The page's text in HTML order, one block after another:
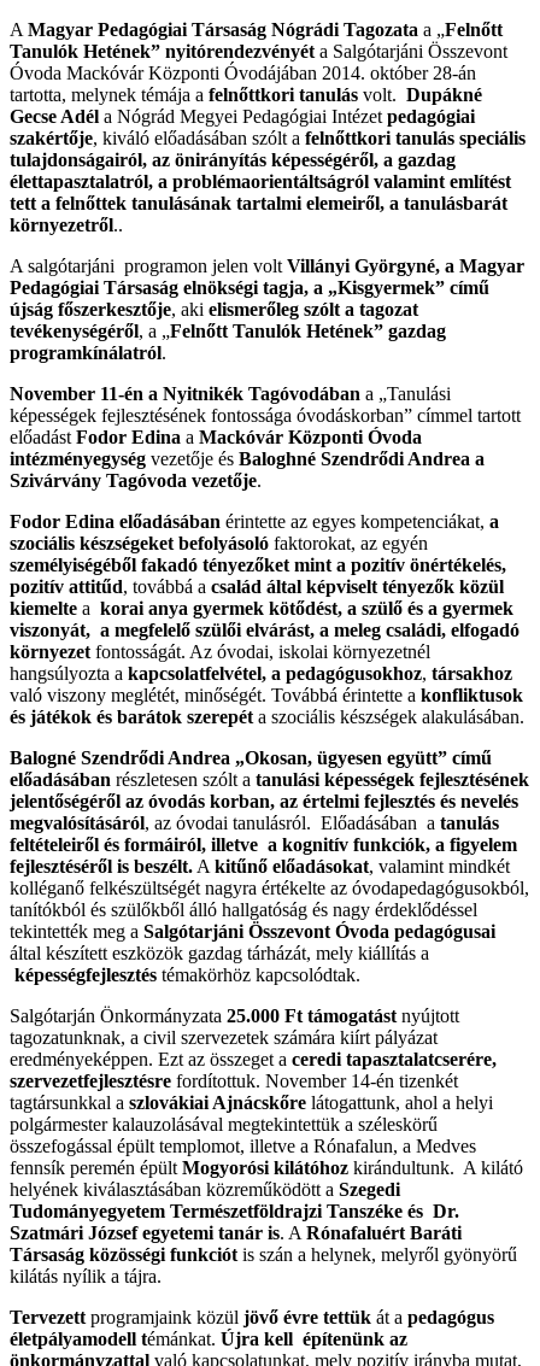
A Magyar Pedagógiai Társaság Nógrádi Tagozata a „Felnőtt
Tanulók Hetének” nyitórendezvényét a Salgótarjáni Összevont
Óvoda Mackóvár Központi Óvodájában 2014. október 28-án
tartotta, melynek témája a felnőttkori tanulás volt. Dupákné
Gecse Adél a Nógrád Megyei Pedagógiai Intézet pedagógiai
szakértője, kiváló előadásában szólt a felnőttkori tanulás speciális
tulajdonságairól, az önirányítás képességéről, a gazdag
élettapasztalatról, a problémaorientáltságról valamint említést
tett a felnőttek tanulásának tartalmi elemeiről, a tanulásbarát
környezetről..
A salgótarjáni programon jelen volt Villányi Györgyné, a Magyar
Pedagógiai Társaság elnökségi tagja, a „Kisgyermek” című
újság főszerkesztője, aki elismerőleg szólt a tagozat
tevékenységéről, a „Felnőtt Tanulók Hetének” gazdag
programkínálatról.
November 11-én a Nyitnikék Tagóvodában a „Tanulási
képességek fejlesztésének fontossága óvodáskorban” címmel tartott
előadást Fodor Edina a Mackóvár Központi Óvoda
intézményegység vezetője és Baloghné Szendrődi Andrea a
Szivárvány Tagóvoda vezetője.
Fodor Edina előadásában érintette az egyes kompetenciákat, a
szociális készségeket befolyásoló faktorokat, az egyén
személyiségéből fakadó tényezőket mint a pozitív önértékelés,
pozitív attitűd, továbbá a család által képviselt tényezők közül
kiemelte a korai anya gyermek kötődést, a szülő és a gyermek
viszonyát, a megfelelő szülői elvárást, a meleg családi, elfogadó
környezet fontosságát. Az óvodai, iskolai környezetnél
hangsúlyozta a kapcsolatfelvétel, a pedagógusokhoz, társakhoz
való viszony meglétét, minőségét. Továbbá érintette a konfliktusok
és játékok és barátok szerepét a szociális készségek alakulásában.
Balogné Szendrődi Andrea „Okosan, ügyesen együtt” című
előadásában részletesen szólt a tanulási képességek fejlesztésének
jelentőségéről az óvodás korban, az értelmi fejlesztés és nevelés
megvalósításáról, az óvodai tanulásról. Előadásában a tanulás
feltételeiről és formáiról, illetve a kognitív funkciók, a figyelem
fejlesztéséről is beszélt. A kitűnő előadásokat, valamint mindkét
kolléganő felkészültségét nagyra értékelte az óvodapedagógusokból,
tanítókból és szülőkből álló hallgatóság és nagy érdeklődéssel
tekintették meg a Salgótarjáni Összevont Óvoda pedagógusai
által készített eszközök gazdag tárházát, mely kiállítás a
képességfejlesztés témakörhöz kapcsolódtak.
Salgótarján Önkormányzata 25.000 Ft támogatást nyújtott
tagozatunknak, a civil szervezetek számára kiírt pályázat
eredményeképpen. Ezt az összeget a ceredi tapasztalatcserére,
szervezetfejlesztésre fordítottuk. November 14-én tizenkét
tagtársunkkal a szlovákiai Ajnácskőre látogattunk, ahol a helyi
polgármester kalauzolásával megtekintettük a széleskörű
összefogással épült templomot, illetve a Rónafalun, a Medves
fennsík peremén épült Mogyorósi kilátóhoz kirándultunk. A kilátó
helyének kiválasztásában közreműködött a Szegedi
Tudományegyetem Természetföldrajzi Tanszéke és Dr.
Szatmári József egyetemi tanár is. A Rónafaluért Baráti
Társaság közösségi funkciót is szán a helynek, melyről gyönyörű
kilátás nyílik a tájra.
Tervezett programjaink közül jövő évre tettük át a pedagógus
életpályamodell témánkat. Újra kell építenünk az
önkormányzattal való kapcsolatunkat, mely pozitív irányba mutat,